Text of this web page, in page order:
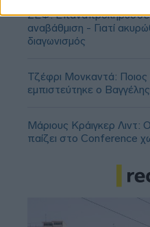
ΣΕΦ:
αναβάθμιση - Γιατί
διαγωνισμός
Τζέφρι Μονκαντά: Ποιος
εμπιστεύτηκε ο
Μάριους Κράιγκερ Λιντ:
παίζει στο Conference